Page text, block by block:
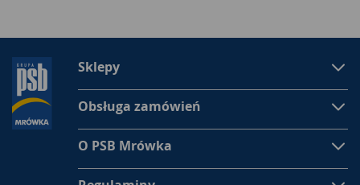
Sklepy
Obsługa zamówień
O PSB Mrówka